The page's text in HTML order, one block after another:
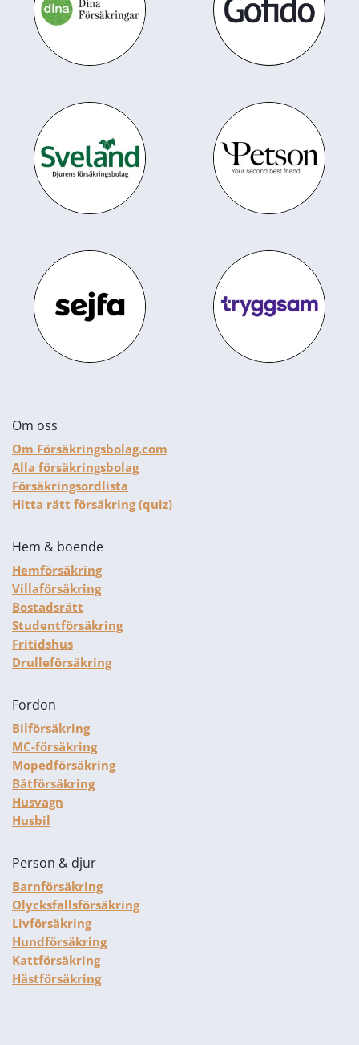
Om oss
Om Försäkringsbolag.com
Alla försäkringsbolag
Försäkringsordlista
Hitta rätt försäkring (quiz)
Hem & boende
Hemförsäkring
Villaförsäkring
Bostadsrätt
Studentförsäkring
Fritidshus
Drulleförsäkring
Fordon
Bilförsäkring
MC-försäkring
Mopedförsäkring
Båtförsäkring
Husvagn
Husbil
Person & djur
Barnförsäkring
Olycksfallsförsäkring
Livförsäkring
Hundförsäkring
Kattförsäkring
Hästförsäkring